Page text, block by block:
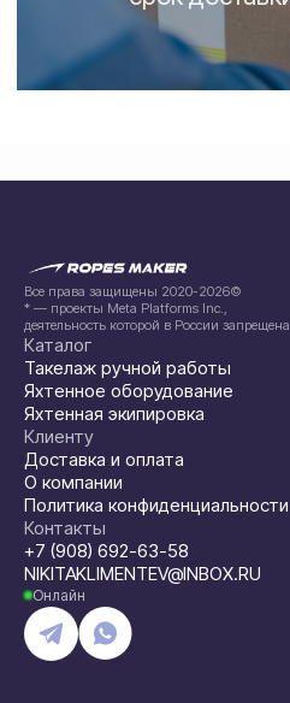
Все права защищены 2020-2026©
* — проекты Meta Platforms Inc.,
деятельность которой в России запрещена
Каталог
Такелаж ручной работы
Яхтенное оборудование
Яхтенная экипировка
Клиенту
Доставка и оплата
О компании
Политика конфиденциальности
Контакты
+7 (908) 692-63-58
NIKITAKLIMENTEV@INBOX.RU
Онлайн